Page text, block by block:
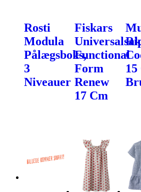
Rosti
Modula
Pålægsboks,
3
Niveauer
Fiskars
Functional
Form
Renew
17 Cm